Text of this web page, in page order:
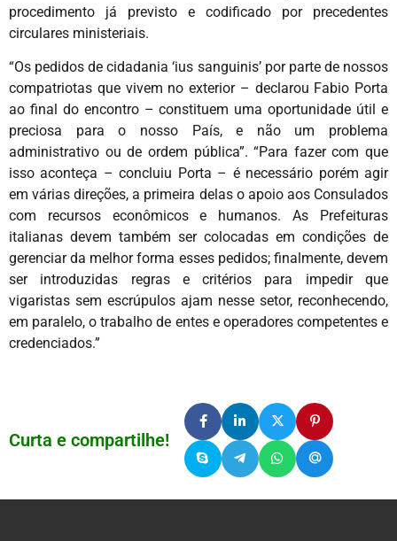
procedimento já previsto e codificado por precedentes
circulares ministeriais.
“Os pedidos de cidadania ‘ius sanguinis’ por parte de nossos
compatriotas que vivem no exterior – declarou Fabio Porta
ao final do encontro – constituem uma oportunidade útil e
preciosa para o nosso País, e não um problema
administrativo ou de ordem pública”. “Para fazer com que
isso aconteça – concluiu Porta – é necessário porém agir
em várias direções, a primeira delas o apoio aos Consulados
com recursos econômicos e humanos. As Prefeituras
italianas devem também ser colocadas em condições de
gerenciar da melhor forma esses pedidos; finalmente, devem
ser introduzidas regras e critérios para impedir que
vigaristas sem escrúpulos ajam nesse setor, reconhecendo,
em paralelo, o trabalho de entes e operadores competentes e
credenciados.”
Curta e compartilhe!